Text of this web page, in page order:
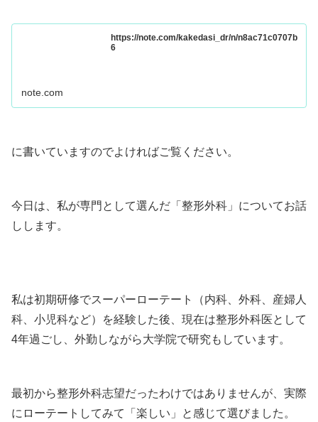
https://note.com/kakedasi_dr/n/n8ac71c0707b
6
note.com
に書いていますのでよければご覧ください。
今日は、私が専門として選んだ「整形外科」についてお話
しします。
私は初期研修でスーパーローテート（内科、外科、産婦人
科、小児科など）を経験した後、現在は整形外科医として
4年過ごし、外勤しながら大学院で研究もしています。
最初から整形外科志望だったわけではありませんが、実際
にローテートしてみて「楽しい」と感じて選びました。